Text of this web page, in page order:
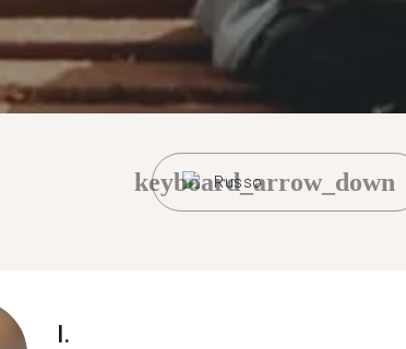
Russo
keyboard_arrow_down
I.